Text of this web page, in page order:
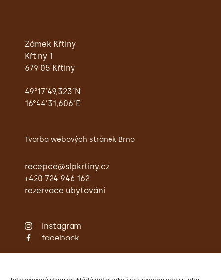
Zámek Křtiny
Křtiny 1
679 05 Křtiny
49°17’49,323″N
16°44’31,606″E
Tvorba webových stránek Brno
recepce@slpkrtiny.cz
+420 724 946 162
rezervace ubytování
instagram
facebook